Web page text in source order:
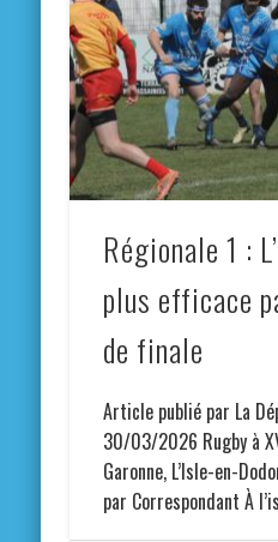
Régionale 1 :
plus efficace
de finale
Article publié par La
30/03/2026 Rugby à
Garonne, L’Isle-en-
par Correspondant À